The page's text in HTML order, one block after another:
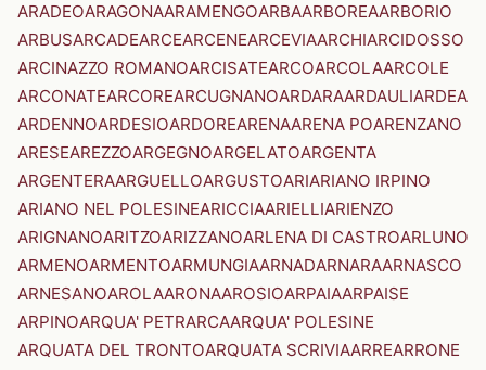
ARADEOARAGONAARAMENGOARBAARBOREAARBORIO
ARBUSARCADEARCEARCENEARCEVIAARCHIARCIDOSSO
ARCINAZZO ROMANOARCISATEARCOARCOLAARCOLE
ARCONATEARCOREARCUGNANOARDARAARDAULIARDEA
ARDENNOARDESIOARDOREARENAARENA POARENZANO
ARESEAREZZOARGEGNOARGELATOARGENTA
ARGENTERAARGUELLOARGUSTOARIARIANO IRPINO
ARIANO NEL POLESINEARICCIAARIELLIARIENZO
ARIGNANOARITZOARIZZANOARLENA DI CASTROARLUNO
ARMENOARMENTOARMUNGIAARNADARNARAARNASCO
ARNESANOAROLAARONAAROSIOARPAIAARPAISE
ARPINOARQUA' PETRARCAARQUA' POLESINE
ARQUATA DEL TRONTOARQUATA SCRIVIAARREARRONE